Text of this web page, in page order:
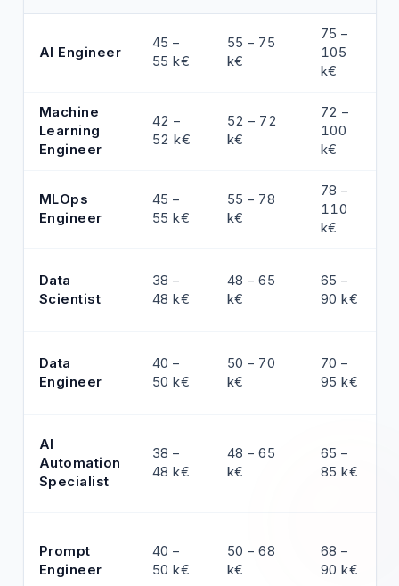
AI Engineer
45 –
55 k€
55 – 75
k€
75 –
105
k€
Machine
Learning
Engineer
42 –
52 k€
52 – 72
k€
72 –
100
k€
MLOps
Engineer
45 –
55 k€
55 – 78
k€
78 –
110
k€
Data
Scientist
38 –
48 k€
48 – 65
k€
65 –
90 k€
Data
Engineer
40 –
50 k€
50 – 70
k€
70 –
95 k€
AI
Automation
Specialist
38 –
48 k€
48 – 65
k€
65 –
85 k€
Prompt
Engineer
40 –
50 k€
50 – 68
k€
68 –
90 k€